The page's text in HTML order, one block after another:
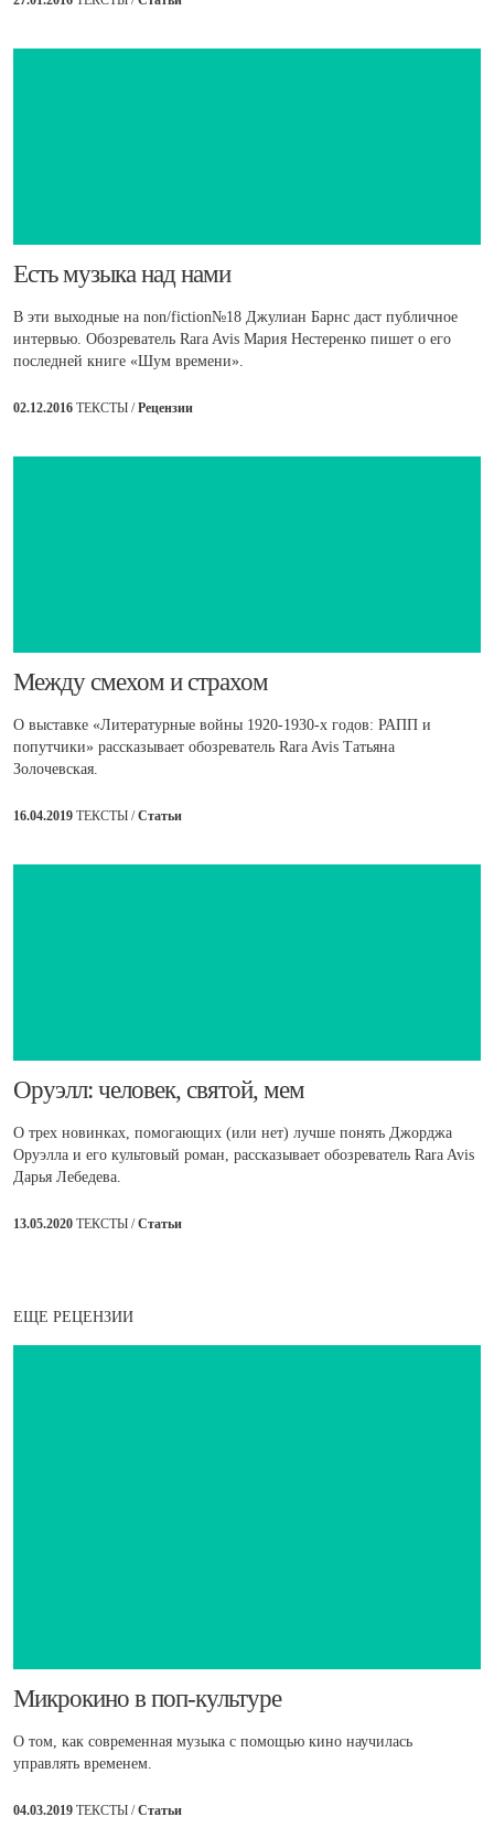
Есть музыка над нами
В эти выходные на non/fiction№18 Джулиан Барнс даст публичное
интервью. Обозреватель Rara Avis Мария Нестеренко пишет о его
последней книге «Шум времени».
02.12.2016 ТЕКСТЫ /Рецензии
​Между смехом и страхом
О выставке «Литературные войны 1920-1930-х годов: РАПП и
попутчики» рассказывает обозреватель Rara Avis Татьяна
Золочевская.
16.04.2019 ТЕКСТЫ /Статьи
​Оруэлл: человек, святой, мем
О трех новинках, помогающих (или нет) лучше понять Джорджа
Оруэлла и его культовый роман, рассказывает обозреватель Rara Avis
Дарья Лебедева.
13.05.2020 ТЕКСТЫ /Статьи
ЕЩЕ РЕЦЕНЗИИ
​Микрокино в поп-культуре
О том, как современная музыка с помощью кино научилась
управлять временем.
04.03.2019 ТЕКСТЫ /Статьи